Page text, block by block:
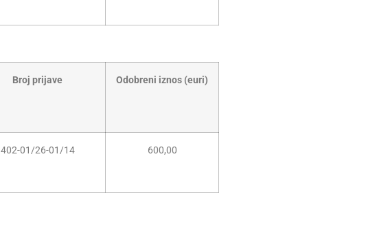
Broj prijave Odobreni iznos (euri)
402-01/26-01/14 600,00